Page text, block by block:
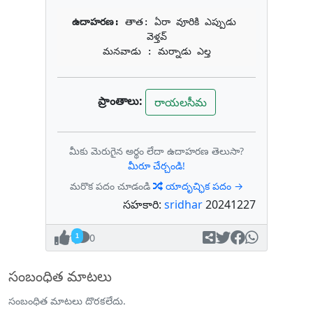
ఉదాహరణ: తాత: ఏరా వూరికి ఎప్పుడు
వెళ్తవ్
మనవాడు : మర్నాడు ఎల్త
ప్రాంతాలు: రాయలసీమ
మీకు మెరుగైన అర్థం లేదా ఉదాహరణ తెలుసా?
మీరూ చేర్చండి!
మరొక పదం చూడండి
యాదృచ్ఛిక పదం →
సహకారి: sridhar20241227
1 0
సంబంధిత మాటలు
సంబంధిత మాటలు దొరకలేదు.